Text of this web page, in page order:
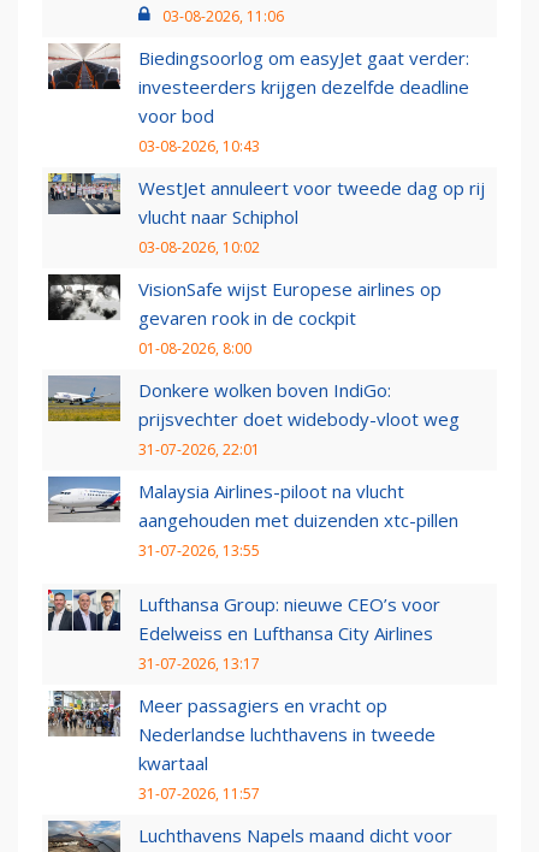
03-08-2026, 11:06
Biedingsoorlog om easyJet gaat verder:
investeerders krijgen dezelfde deadline
voor bod
03-08-2026, 10:43
WestJet annuleert voor tweede dag op rij
vlucht naar Schiphol
03-08-2026, 10:02
VisionSafe wijst Europese airlines op
gevaren rook in de cockpit
01-08-2026, 8:00
Donkere wolken boven IndiGo:
prijsvechter doet widebody-vloot weg
31-07-2026, 22:01
Malaysia Airlines-piloot na vlucht
aangehouden met duizenden xtc-pillen
31-07-2026, 13:55
Lufthansa Group: nieuwe CEO’s voor
Edelweiss en Lufthansa City Airlines
31-07-2026, 13:17
Meer passagiers en vracht op
Nederlandse luchthavens in tweede
kwartaal
31-07-2026, 11:57
Luchthavens Napels maand dicht voor